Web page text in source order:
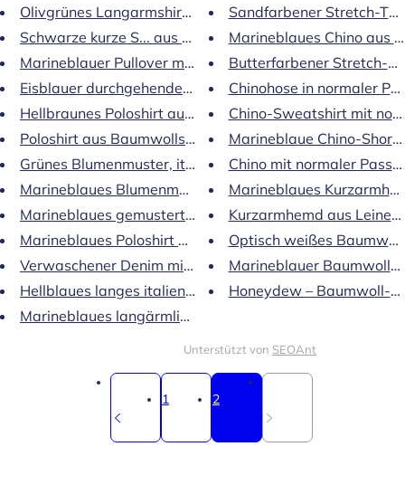
Olivgrünes Langarmshirt aus Leinen ...
Schwarze kurze S... aus 100 % Baumwollstrick
Marineblauer Pullover mit durchgehendem
Eisblauer durchgehender Reißverschluss aus
Hellbraunes Poloshirt aus reinem Baumwollstrick...
Poloshirt aus Baumwollstrick
Grünes Blumenmuster, italienische Baumwolle...
Marineblaues Blumenmuster, reines italienisches Leinen
Marineblaues gemustertes italienisches Longsleeve
Marineblaues Poloshirt aus Strick mit kurzen Ärmeln
Verwaschener Denim mit Western-Print
Hellblaues langes italienisches Leinen...
Marineblaues langärmliges Piqué-Hemd
Sandfarbener Stretch-
Marineblaues Chino aus
Butterfarbener Stretch-
Chinohose in normaler
Chino-Sweatshirt mit
Marineblaue Chino-
Chino mit normaler
Marineblaues
Kurzarmhemd aus
Optisch weißes
Marineblauer
Honeydew – Baumwoll-
Unterstützt von SEOAnt
1 2